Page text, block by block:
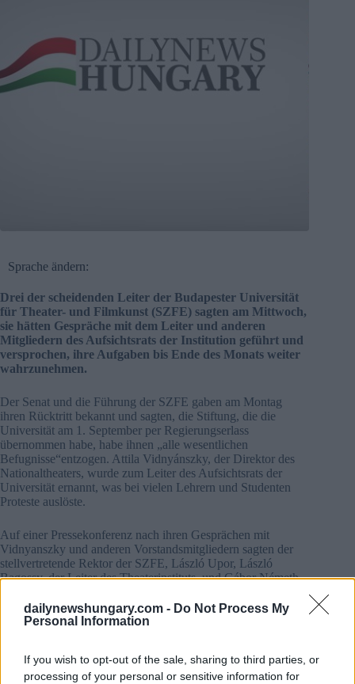
dailynewshungary.com - Do Not Process My
Personal Information
If you wish to opt-out of the sale, sharing to third parties, or
processing of your personal or sensitive information for
Sprache ändern:
Drei der scheidenden Leiter der Budapester Universität
für Theater- und Filmkunst (SZFE) sagten am Mittwoch,
sie hätten Gespräche mit dem Leiter und anderen
Mitgliedern des Aufsichtsrats der Institution geführt und
versprochen, ihre Aufgaben bis Ende des Monats weiter
wahrzunehmen.
Der Senat und die Führung der SZFE gaben am Montag
ihren Rücktritt bekannt und sagten, die Stiftung, die die
Universität am 1. September per Regierungserlass
übernommen habe, habe ihnen „alle wesentlichen
Befugnisse“entzogen. Attila Vidnyánszky, der Direktor des
Nationaltheaters, wurde zum Leiter des Aufsichtsrats der
Universität ernannt, was bei vielen Lehrern und Studenten
Proteste auslöste.
Auf einer Pressekonferenz nach ihren Gesprächen mit
Vidnyanszky und anderen Vorstandsmitgliedern sagten der
stellvertretende Rektor der SZFE, László Upor, László
Bagossy, der Leiter des Theaterinstituts, und Gábor Németh,
Führung und des Aufsichtsrats waren noch weit voneinander
entfernt.
Bagossy sagte, viele der Meinungsverschiedenheiten
zwischen den beiden Seiten bei den Gesprächen seien auf